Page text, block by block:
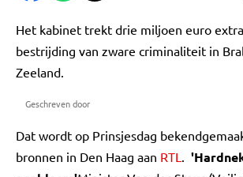
Het kabinet trekt drie miljoen euro
bestrijding van zware criminaliteit in
Zeeland.
Geschreven door
Dat wordt op Prinsjesdag
bronnen in Den Haag aan RTL .